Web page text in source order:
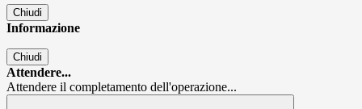
Chiudi
Informazione
Chiudi
Attendere...
Attendere il completamento dell'operazione...